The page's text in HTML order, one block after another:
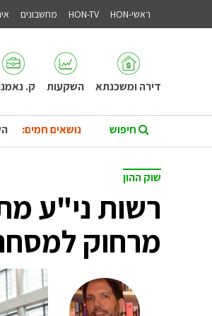
ראשי-HON HON-TV מחשבונים
דירה ומשכנתא השקעות ק.
נושאים חמים:
שוק ההון
רשות ני"ע
מרחוק